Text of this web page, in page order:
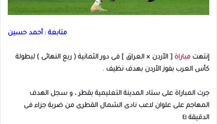
متابعة : أحمد حسين
إنتهت مباراة [ الأردن × العراق ] فى دور الثمانية ( ربع النهائى ) لبطولة
كأس العرب بفوز الأردن بهدف نظيف .
جرت المباراة على ستاد المدينة التعليمية بقطر ، و سجل الهدف
المهاجم على علوان لاعب نادى الشمال القطرى من ضربة جزاء فى
الدقيقة ٤١